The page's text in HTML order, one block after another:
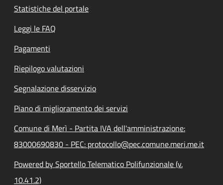
Statistiche del portale
Leggi le FAQ
Pagamenti
Riepilogo valutazioni
Segnalazione disservizio
Piano di miglioramento dei servizi
Comune di Merì - Partita IVA dell'amministrazione:
83000690830 - PEC: protocollo@pec.comune.meri.me.it
Powered by Sportello Telematico Polifunzionale (v.
10.41.2)